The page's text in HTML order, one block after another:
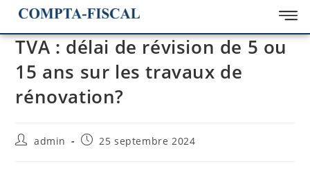
TVA : délai de révision de 5 ou
15 ans sur les travaux de
rénovation?
admin 25 septembre 2024